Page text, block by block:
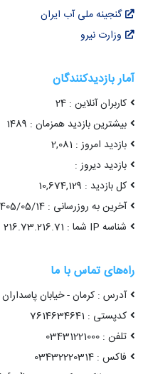
گنجینه ملی آب ایران
وزارت نیرو
آمار بازدیدکنندگان
کاربران آنلاین : 24
بیشترین بازدید همزمان : 1489
بازدید امروز : 2,081
بازدید دیروز :
کل بازدید : 10,674,129
آخرین به روزرسانی : 1405/05/14 09:56:29
شناسه IP شما : 216.73.216.71
راه‌های تماس با ما
آدرس : کرمان - خیابان پاسداران
کدپستی : 7614634641
تلفن : 03431221000
فاکس : 03432220314